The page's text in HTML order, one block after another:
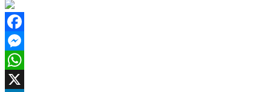
Facebook
Messenger
WhatsApp